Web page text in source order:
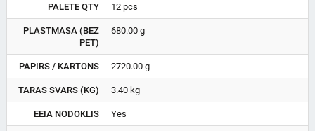
PALETE QTY 12 pcs
PLASTMASA (BEZ
PET)
680.00 g
PAPĪRS / KARTONS 2720.00 g
TARAS SVARS (KG) 3.40 kg
EEIA NODOKLIS Yes